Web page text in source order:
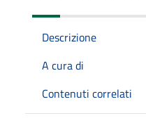
Descrizione
A cura di
Contenuti correlati